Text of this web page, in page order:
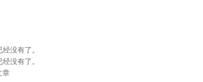
没有了。
没有了。
章